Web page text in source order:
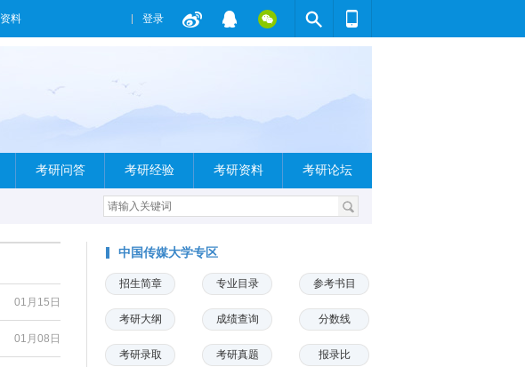
资料 登录
考研问答 考研经验 考研资料 考研论坛
01月15日
01月08日
中国传媒大学专区
招生简章 专业目录 参考书目
考研大纲 成绩查询 分数线
考研录取 考研真题 报录比